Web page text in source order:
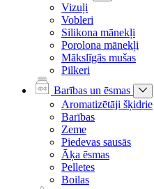
Vizuļi
Vobleri
Silikona mānekļi
Porolona mānekļi
Mākslīgās mušas
Pilkeri
Barības un ēsmas
Aromatizētāji šķidrie
Barības
Zeme
Piedevas sausās
Āķa ēsmas
Pelletes
Boilas